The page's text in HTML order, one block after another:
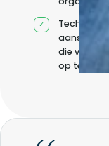
Technische
die
op te